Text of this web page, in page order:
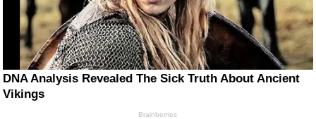
DNA Analysis Revealed The Sick Truth About Ancient
Vikings
Brainberries